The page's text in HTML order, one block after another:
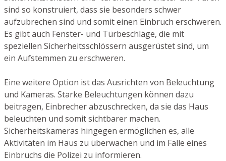
sind so konstruiert, dass sie besonders schwer
aufzubrechen sind und somit einen Einbruch erschweren.
Es gibt auch Fenster- und Türbeschläge, die mit
speziellen Sicherheitsschlössern ausgerüstet sind, um
ein Aufstemmen zu erschweren.
Eine weitere Option ist das Ausrichten von Beleuchtung
und Kameras. Starke Beleuchtungen können dazu
beitragen, Einbrecher abzuschrecken, da sie das Haus
beleuchten und somit sichtbarer machen.
Sicherheitskameras hingegen ermöglichen es, alle
Aktivitäten im Haus zu überwachen und im Falle eines
Einbruchs die Polizei zu informieren.